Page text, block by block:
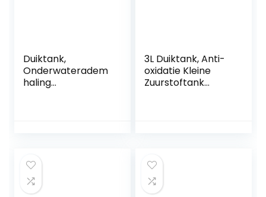
Duiktank,
Onderwateradem
haling
3L Duiktank, Anti-
oxidatie Kleine
Zuurstoftank
Aluminium voor
Duiken
Bezienswaardighe